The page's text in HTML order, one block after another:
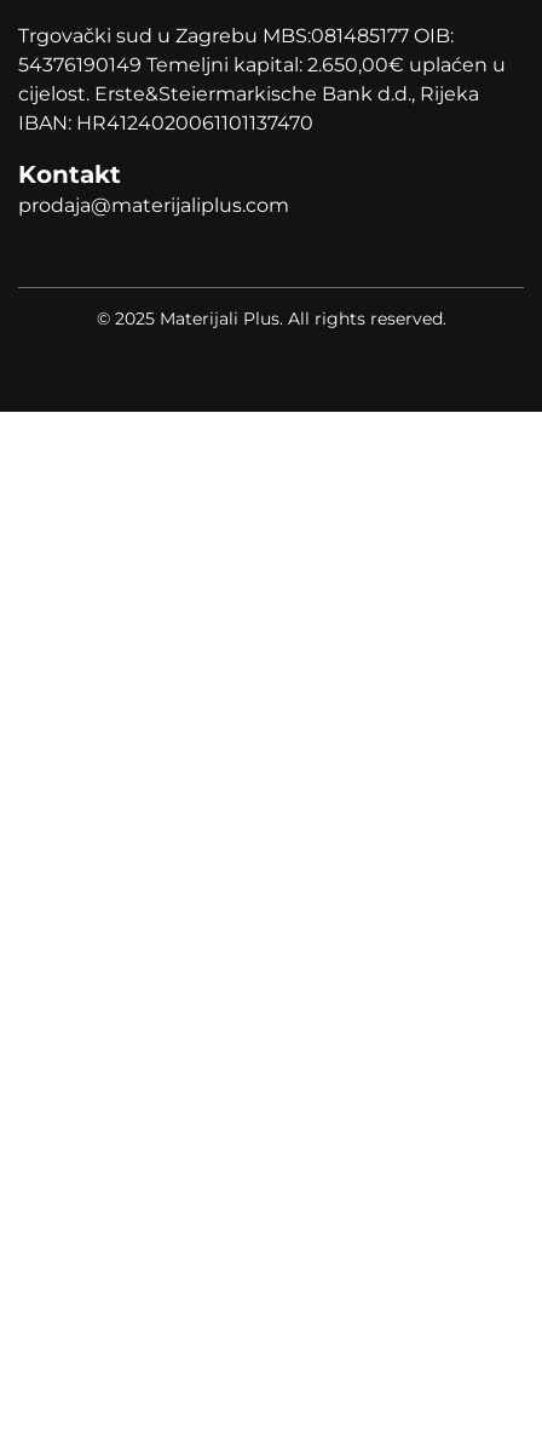
Trgovački sud u Zagrebu MBS:081485177 OIB:
54376190149 Temeljni kapital: 2.650,00€ uplaćen u
cijelost. Erste&Steiermarkische Bank d.d., Rijeka
IBAN: HR4124020061101137470
Kontakt
prodaja@materijaliplus.com
© 2025 Materijali Plus. All rights reserved.